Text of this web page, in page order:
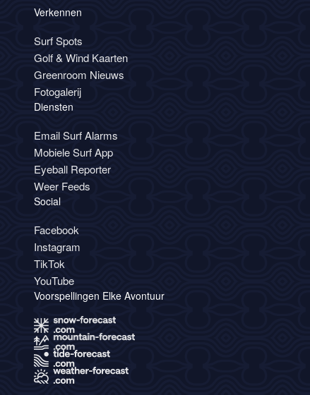
Verkennen
Surf Spots
Golf & Wind Kaarten
Greenroom Nieuws
Fotogalerij
Diensten
Email Surf Alarms
Mobiele Surf App
Eyeball Reporter
Weer Feeds
Social
Facebook
Instagram
TikTok
YouTube
Voorspellingen Elke Avontuur